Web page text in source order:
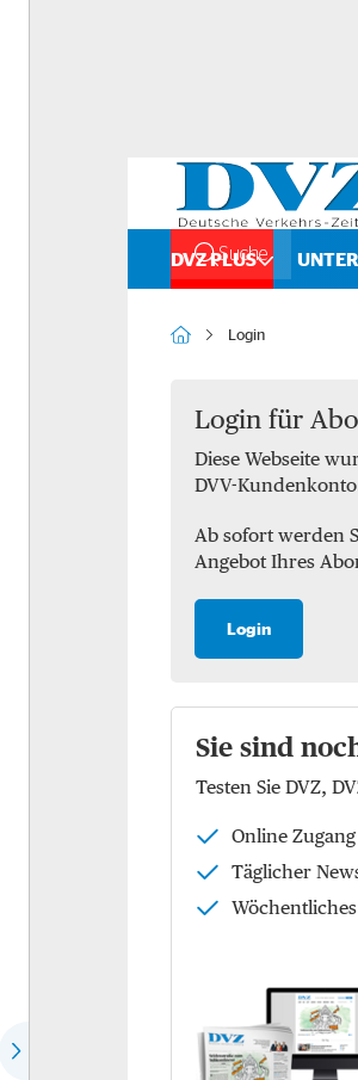
DVZ PLUS
Bilanzchecks
Fusionen und
Marktchecks
Vergleichschecks
Hear the expert
Speech of the
EU-Politik
Dossier: Future of
Dossier: Defence
Luft
Suche
Login
Login für
Diese Webseite
DVV-
Ab sofort werden
Angebot Ihres
Login
Sie sind
Testen Sie DVZ,
Online Zugang
Täglicher